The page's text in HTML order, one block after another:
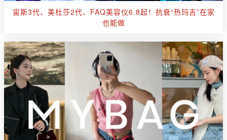
宙斯3代、美杜莎2代、FAQ美容仪6.8起！抗衰“热玛吉”在家
也能做